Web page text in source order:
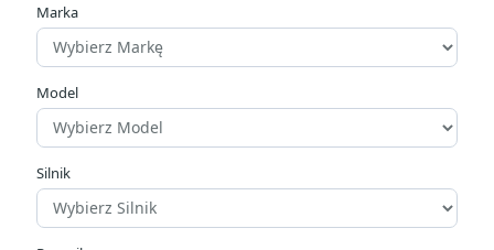
Kolor
Marka
Model
Silnik